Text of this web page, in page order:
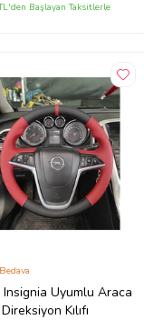
Başlayan Taksitlerle
Uyumlu Araca
Kılıfı